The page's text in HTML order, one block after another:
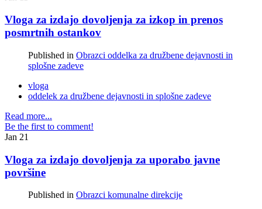
Vloga za izdajo dovoljenja za izkop in prenos
posmrtnih ostankov
Published in Obrazci oddelka za družbene dejavnosti in
splošne zadeve
vloga
oddelek za družbene dejavnosti in splošne zadeve
Read more...
Be the first to comment!
Jan 21
Vloga za izdajo dovoljenja za uporabo javne
površine
Published in Obrazci komunalne direkcije